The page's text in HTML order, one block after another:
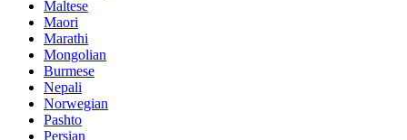
Maltese
Maori
Marathi
Mongolian
Burmese
Nepali
Norwegian
Pashto
Persian